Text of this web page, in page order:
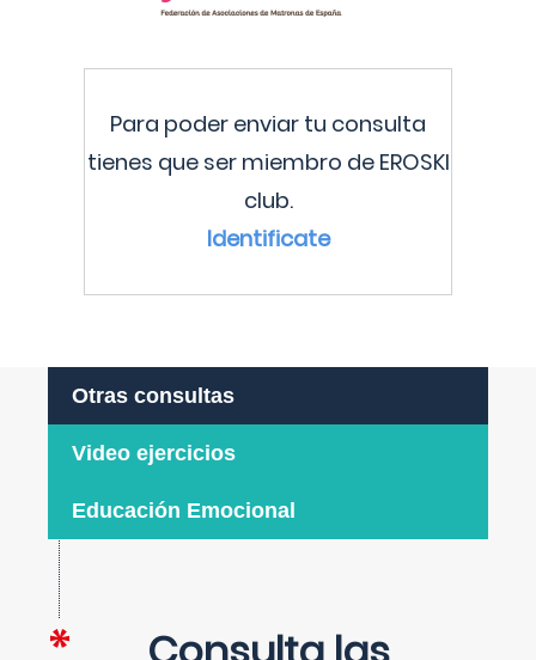
Para poder enviar tu consulta
tienes que ser miembro de EROSKI
club.
Identificate
Otras consultas
Video ejercicios
Educación Emocional